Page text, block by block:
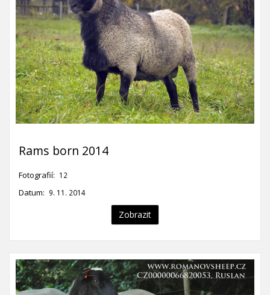
Rams born 2014
Fotografií: 12
Datum: 9. 11. 2014
Zobrazit